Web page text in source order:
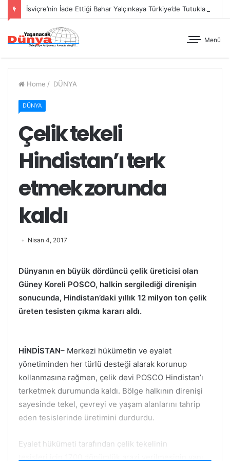
İsviçre’nin İade Ettiği Bahar Yalçınkaya Türkiye’de Tutuklandı
Menü
Home / DÜNYA
DÜNYA
Çelik tekeli
Hindistan’ı terk
etmek zorunda
kaldı
Nisan 4, 2017
Dünyanın en büyük dördüncü çelik üreticisi olan
Güney Koreli POSCO, halkin sergilediği direnişin
sonucunda, Hindistan’daki yıllık 12 milyon ton çelik
üreten tesisten çıkma kararı aldı.
HİNDİSTAN– Merkezi hükümetin ve eyalet
yönetiminden her türlü desteği alarak korunup
kollanmasına rağmen, çelik devi POSCO Hindistan’ı
terketmek durumunda kaldı. Bölge halkının direnişi
sayesinde tekel, çevreyi ve yaşam alanlarını tahrip
eden tesislerinde üretimini durdurdu.
Eyalet hükümeti tarafından çelik tekelinin